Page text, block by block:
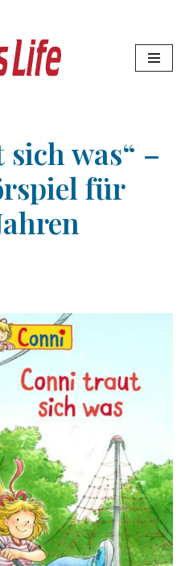
was“ –
für